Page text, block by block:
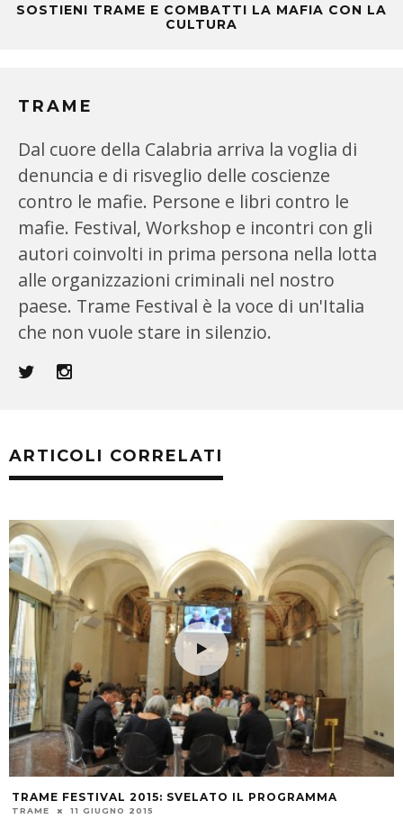
SOSTIENI TRAME E COMBATTI LA MAFIA CON LA
CULTURA
TRAME
Dal cuore della Calabria arriva la voglia di
denuncia e di risveglio delle coscienze
contro le mafie. Persone e libri contro le
mafie. Festival, Workshop e incontri con gli
autori coinvolti in prima persona nella lotta
alle organizzazioni criminali nel nostro
paese. Trame Festival è la voce di un'Italia
che non vuole stare in silenzio.
ARTICOLI CORRELATI
TRAME FESTIVAL 2015: SVELATO IL PROGRAMMA
TRAME 11 GIUGNO 2015